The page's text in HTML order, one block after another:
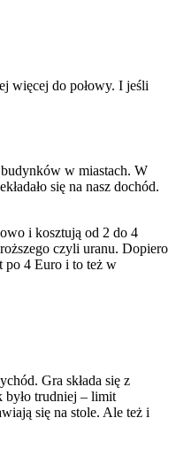
więcej do połowy. I jeśli
w miastach. W
się na nasz dochód.
i kosztują od 2 do 4
czyli uranu. Dopiero
po 4 Euro i to też w
Gra składa się z
było trudniej – limit
się na stole. Ale też i